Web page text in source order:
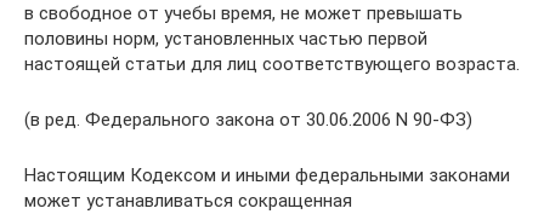
в свободное от учебы время, не может превышать
половины норм, установленных частью первой
настоящей статьи для лиц соответствующего возраста.
(в ред. Федерального закона от 30.06.2006 N 90-ФЗ)
Настоящим Кодексом и иными федеральными законами
может устанавливаться сокращенная